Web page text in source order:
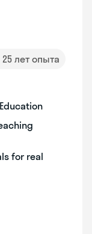
25 лет опыта
for real